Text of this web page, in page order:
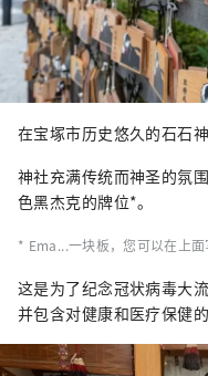
在宝塚市历史悠久的石石
神社充满传统而神圣的氛
色黑杰克的牌位*。
* Ema...一块板，您可以在上面
这是为了纪念冠状病毒大
并包含对健康和医疗保健的